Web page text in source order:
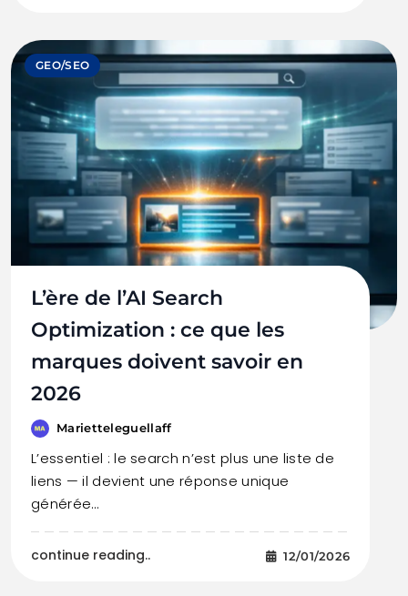
GEO/SEO
L’ère de l’AI Search
Optimization : ce que les
marques doivent savoir en
2026
Marietteleguellaff
L’essentiel : le search n’est plus une liste de
liens — il devient une réponse unique
générée…
continue reading.. 12/01/2026